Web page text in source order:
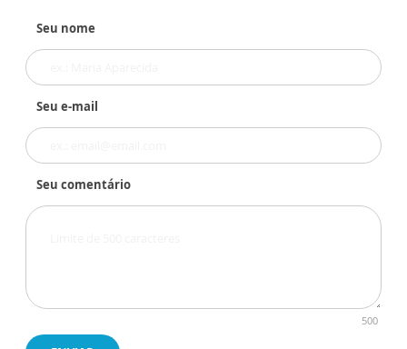
Seu nome
Seu e-mail
Seu comentário
500